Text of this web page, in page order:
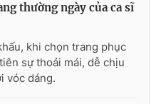
thường ngày của ca sĩ
khi chọn trang phục
sự thoải mái, dễ chịu
vóc dáng.